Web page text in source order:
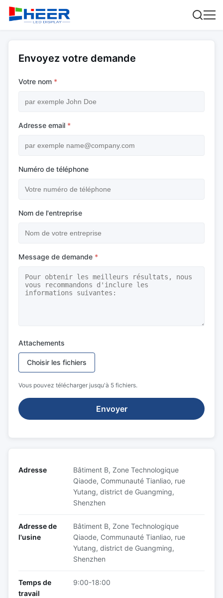
Envoyez votre demande
Votre nom *
Adresse email *
Numéro de téléphone
Nom de l'entreprise
Message de demande *
Attachements
Choisir les fichiers
Vous pouvez télécharger jusqu'à 5 fichiers.
Envoyer
Adresse
Bâtiment B, Zone Technologique
Qiaode, Communauté Tianliao, rue
Yutang, district de Guangming,
Shenzhen
Adresse de
l'usine
Bâtiment B, Zone Technologique
Qiaode, Communauté Tianliao, rue
Yutang, district de Guangming,
Shenzhen
Temps de
travail
9:00-18:00